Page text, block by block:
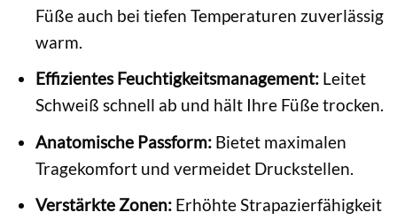
Füße auch bei tiefen Temperaturen zuverlässig
warm.
Effizientes Feuchtigkeitsmanagement:Leitet
Schweiß schnell ab und hält Ihre Füße trocken.
Anatomische Passform:Bietet maximalen
Tragekomfort und vermeidet Druckstellen.
Verstärkte Zonen:Erhöhte Strapazierfähigkeit